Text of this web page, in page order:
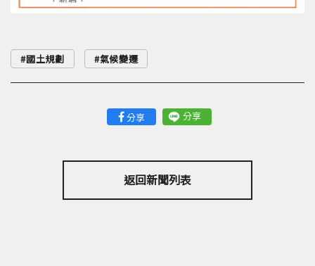
國土規劃 氣候變遷
分享 分享
返回新聞列表